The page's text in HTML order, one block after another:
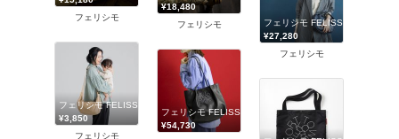
フェリシモ
¥18,480
フェリシモ
フェリシモ FELISSIMO
¥27,280
フェリシモ
フェリシモ FELISSIMO
¥3,850
フェリシモ
フェリシモ FELISSIMO
¥54,730